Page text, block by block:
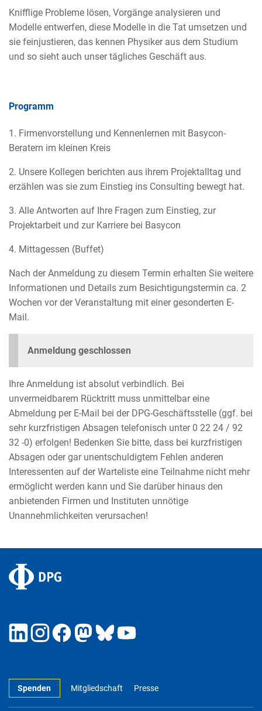
Knifflige Probleme lösen, Vorgänge analysieren und
Modelle entwerfen, diese Modelle in die Tat umsetzen und
sie feinjustieren, das kennen Physiker aus dem Studium
und so sieht auch unser tägliches Geschäft aus.
Programm
1. Firmenvorstellung und Kennenlernen mit Basycon-
Beratern im kleinen Kreis
2. Unsere Kollegen berichten aus ihrem Projektalltag und
erzählen was sie zum Einstieg ins Consulting bewegt hat.
3. Alle Antworten auf Ihre Fragen zum Einstieg, zur
Projektarbeit und zur Karriere bei Basycon
4. Mittagessen (Buffet)
Nach der Anmeldung zu diesem Termin erhalten Sie weitere
Informationen und Details zum Besichtigungstermin ca. 2
Wochen vor der Veranstaltung mit einer gesonderten E-
Mail.
Anmeldung geschlossen
Ihre Anmeldung ist absolut verbindlich. Bei
unvermeidbarem Rücktritt muss unmittelbar eine
Abmeldung per E-Mail bei der DPG-Geschäftsstelle (ggf. bei
sehr kurzfristigen Absagen telefonisch unter 0 22 24 / 92
32 -0) erfolgen! Bedenken Sie bitte, dass bei kurzfristigen
Absagen oder gar unentschuldigtem Fehlen anderen
Interessenten auf der Warteliste eine Teilnahme nicht mehr
ermöglicht werden kann und Sie darüber hinaus den
anbietenden Firmen und Instituten unnötige
Unannehmlichkeiten verursachen!
Spenden Mitgliedschaft Presse